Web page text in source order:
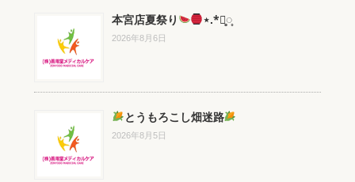
本宮店夏祭り ⋆.*⃝̥◌̥
2026年8月6日
とうもろこし畑迷路
2026年8月5日